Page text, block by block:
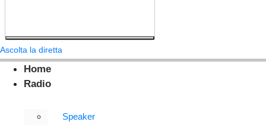
Ascolta la diretta
Home
Radio
Speaker